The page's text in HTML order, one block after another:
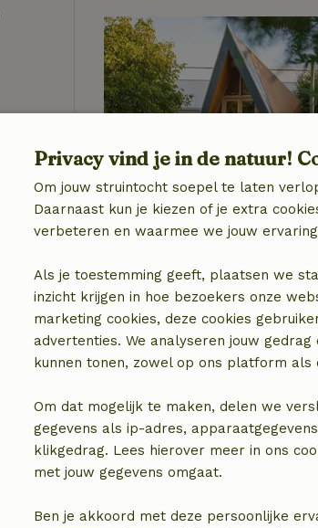
Privacy vind je in de natuur!
Om jouw struintocht soepel te laten
Daarnaast kun je kiezen of je extra
verbeteren en waarmee we jouw
Als je toestemming geeft, plaatsen we
inzicht krijgen in hoe bezoekers onze
marketing cookies, deze cookies
advertenties. We analyseren jouw
kunnen tonen, zowel op ons platform als
Om dat mogelijk te maken, delen we
gegevens als ip-adres,
klikgedrag. Lees hierover meer in ons
met jouw gegevens omgaat.
Ben je akkoord met deze persoonlijke